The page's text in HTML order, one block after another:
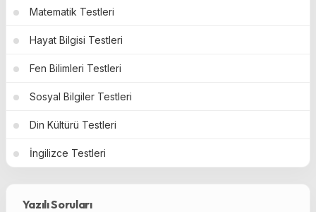
Matematik Testleri
Hayat Bilgisi Testleri
Fen Bilimleri Testleri
Sosyal Bilgiler Testleri
Din Kültürü Testleri
İngilizce Testleri
Yazılı Soruları